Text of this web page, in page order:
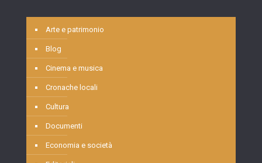
Arte e patrimonio
Blog
Cinema e musica
Cronache locali
Cultura
Documenti
Economia e società